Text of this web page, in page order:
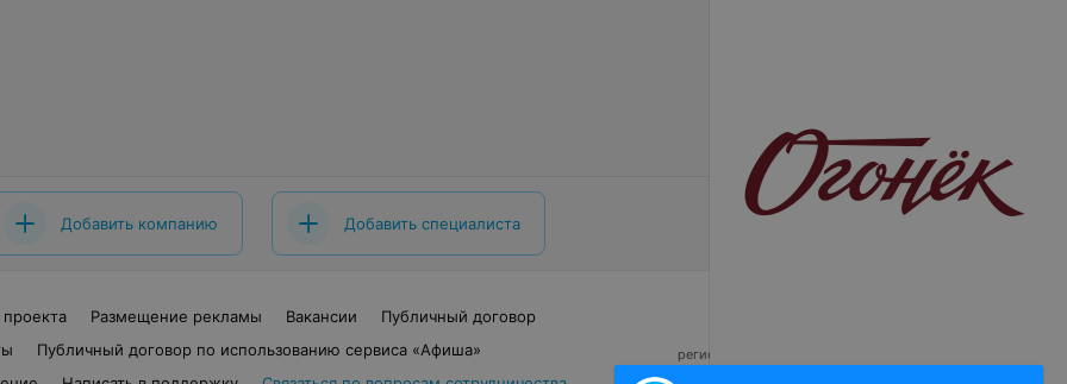
Добавить компанию Добавить специалиста
Размещение рекламы Вакансии
Публичный договор
Публичный договор по использованию сервиса «Афиша»
регистрирующий орган - Минский горисполком